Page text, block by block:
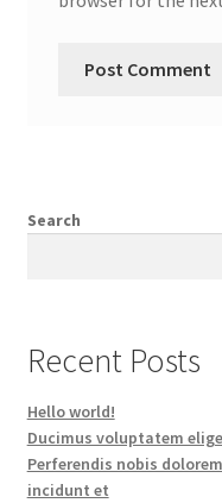
Search
Recent Posts
Hello world!
Ducimus voluptatem
Perferendis nobis
incidunt et